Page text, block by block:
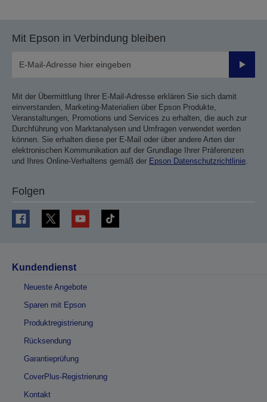
Mit Epson in Verbindung bleiben
Mit der Übermittlung Ihrer E-Mail-Adresse erklären Sie sich damit
einverstanden, Marketing-Materialien über Epson Produkte,
Veranstaltungen, Promotions und Services zu erhalten, die auch zur
Durchführung von Marktanalysen und Umfragen verwendet werden
können. Sie erhalten diese per E-Mail oder über andere Arten der
elektronischen Kommunikation auf der Grundlage Ihrer Präferenzen
und Ihres Online-Verhaltens gemäß der Epson Datenschutzrichtlinie
Folgen
Kundendienst
Neueste Angebote
Sparen mit Epson
Produktregistrierung
Rücksendung
Garantieprüfung
CoverPlus-Registrierung
Kontakt